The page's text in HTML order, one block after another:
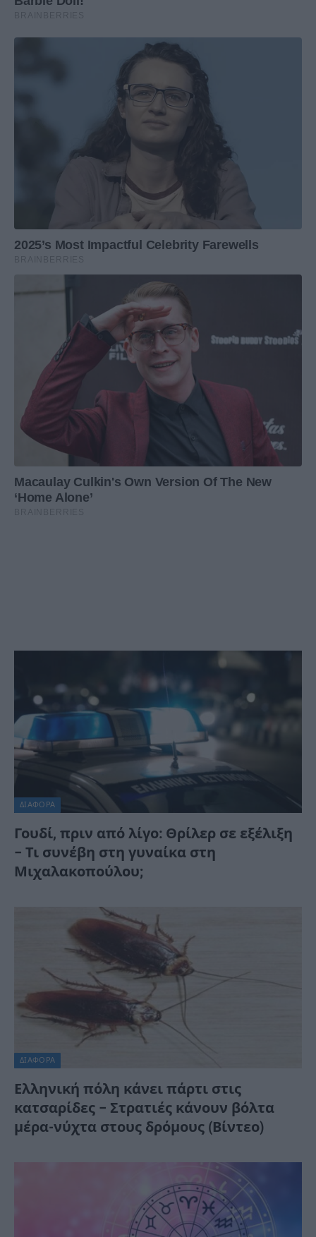
ΔΙΆΦΟΡΑ
Γουδί, πριν από λίγο: Θρίλερ σε εξέλιξη
– Τι συνέβη στη γυναίκα στη
Μιχαλακοπούλου;
ΔΙΆΦΟΡΑ
Ελληνική πόλη κάνει πάρτι στις
κατσαρίδες – Στρατιές κάνουν βόλτα
μέρα-νύχτα στους δρόμους (Βίντεο)